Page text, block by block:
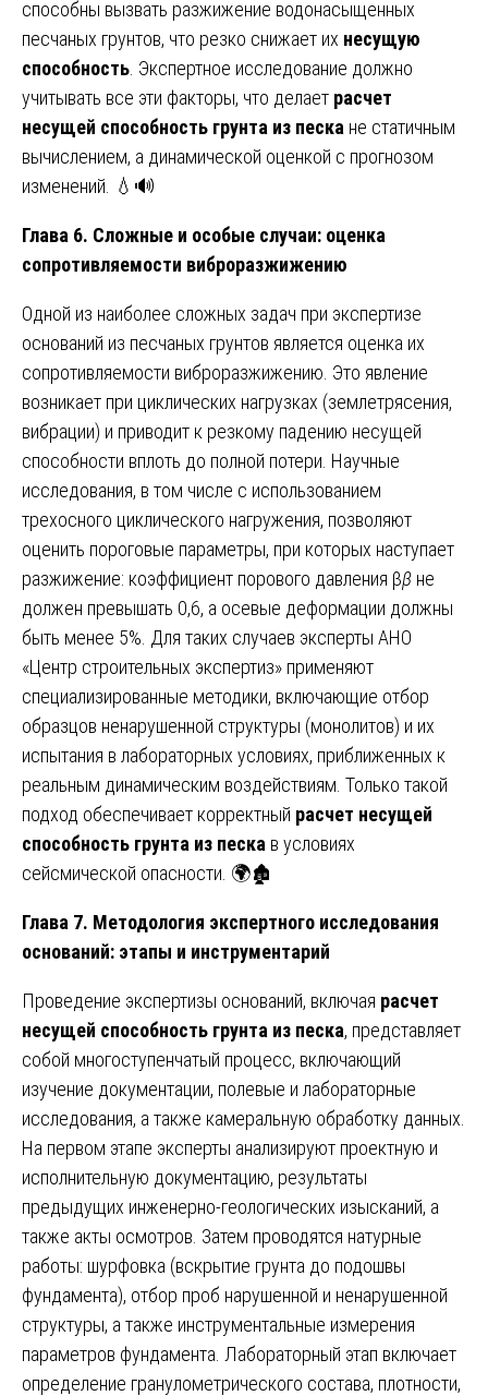
способны вызвать разжижение водонасыщенных
песчаных грунтов, что резко снижает их несущую
способность . Экспертное исследование должно
учитывать все эти факторы, что делает расчет
несущей способность грунта из песка не статичным
вычислением, а динамической оценкой с прогнозом
изменений. 💧🔊
Глава 6. Сложные и особые случаи: оценка
сопротивляемости виброразжижению
Одной из наиболее сложных задач при экспертизе
оснований из песчаных грунтов является оценка их
сопротивляемости виброразжижению. Это явление
возникает при циклических нагрузках (землетрясения,
вибрации) и приводит к резкому падению несущей
способности вплоть до полной потери. Научные
исследования, в том числе с использованием
трехосного циклического нагружения, позволяют
оценить пороговые параметры, при которых наступает
разжижение: коэффициент порового давления ββ не
должен превышать 0,6, а осевые деформации должны
быть менее 5%. Для таких случаев эксперты АНО
«Центр строительных экспертиз» применяют
специализированные методики, включающие отбор
образцов ненарушенной структуры (монолитов) и их
испытания в лабораторных условиях, приближенных к
реальным динамическим воздействиям. Только такой
подход обеспечивает корректный расчет несущей
способность грунта из песка в условиях
сейсмической опасности. 🌍🏚️
Глава 7. Методология экспертного исследования
оснований: этапы и инструментарий
Проведение экспертизы оснований, включая расчет
несущей способность грунта из песка, представляет
собой многоступенчатый процесс, включающий
изучение документации, полевые и лабораторные
исследования, а также камеральную обработку данных.
На первом этапе эксперты анализируют проектную и
исполнительную документацию, результаты
предыдущих инженерно-геологических изысканий, а
также акты осмотров. Затем проводятся натурные
работы: шурфовка (вскрытие грунта до подошвы
фундамента), отбор проб нарушенной и ненарушенной
структуры, а также инструментальные измерения
параметров фундамента. Лабораторный этап включает
определение гранулометрического состава, плотности,